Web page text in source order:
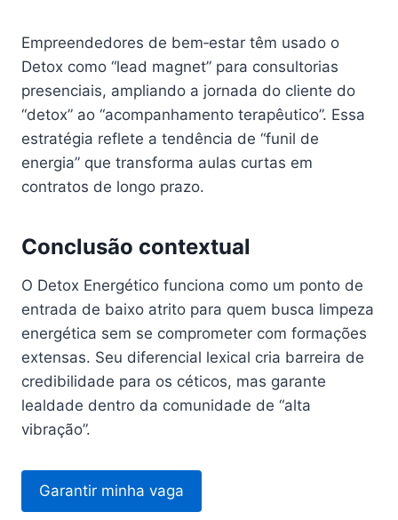
Empreendedores de bem‑estar têm usado o
Detox como “lead magnet” para consultorias
presenciais, ampliando a jornada do cliente do
“detox” ao “acompanhamento terapêutico”. Essa
estratégia reflete a tendência de “funil de
energia” que transforma aulas curtas em
contratos de longo prazo.
Conclusão contextual
O Detox Energético funciona como um ponto de
entrada de baixo atrito para quem busca limpeza
energética sem se comprometer com formações
extensas. Seu diferencial lexical cria barreira de
credibilidade para os céticos, mas garante
lealdade dentro da comunidade de “alta
vibração”.
Garantir minha vaga